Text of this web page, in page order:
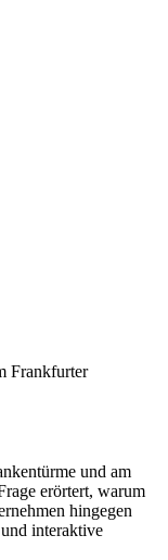
Frankfurter
und am
erörtert, warum
hingegen
interaktive